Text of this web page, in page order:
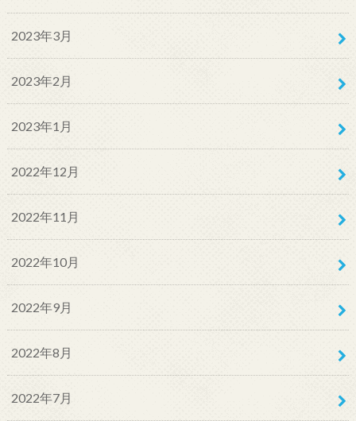
2023年3月
2023年2月
2023年1月
2022年12月
2022年11月
2022年10月
2022年9月
2022年8月
2022年7月